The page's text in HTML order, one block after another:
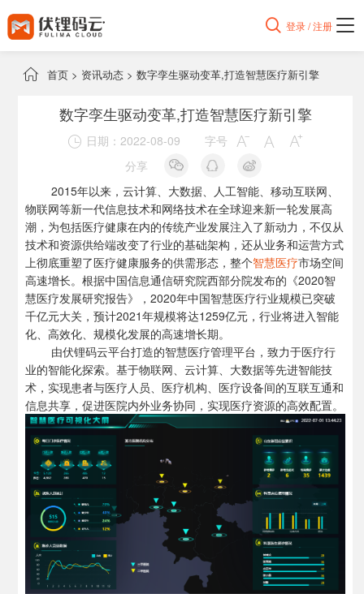
 登录 / 注册
 首页 > 资讯动态 > 数字孪生驱动变革,打造智慧医疗新引擎
数字孪生驱动变革,打造智慧医疗新引擎
 日期：2022-08-09 字号   
分享
2015年以来，云计算、大数据、人工智能、移动互联网、
物联网等新一代信息技术和网络技术在全球迎来新一轮发展高
潮，为包括医疗健康在内的传统产业发展注入了新动力，不仅从
技术和资源供给端改变了行业的基础架构，还从业务和运营方式
上彻底重塑了医疗健康服务的供需形态，整个智慧医疗市场空间
高速增长。根据中国信息通信研究院西部分院发布的《2020智
慧医疗发展研究报告》，2020年中国智慧医疗行业规模已突破
千亿元大关，预计2021年规模将达1259亿元，行业将进入智能
化、高效化、规模化发展的高速增长期。
由伏锂码云平台打造的智慧医疗管理平台 ，致力于医疗行
业的智能化探索。基于物联网、云计算、大数据等先进智能技
术，实现患者与医疗人员、医疗机构、医疗设备间的互联互通和
信息共享，促进医院内外业务协同，实现医疗资源的高效配置。